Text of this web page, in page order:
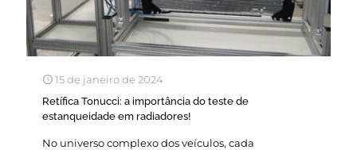
15 de janeiro de 2024
Retífica Tonucci: a importância do teste de
estanqueidade em radiadores!
No universo complexo dos veículos, cada